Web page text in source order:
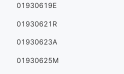
01930619E
01930621R
01930623A
01930625M